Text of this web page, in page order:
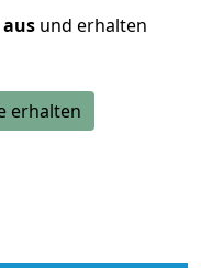
und erhalten
erhalten